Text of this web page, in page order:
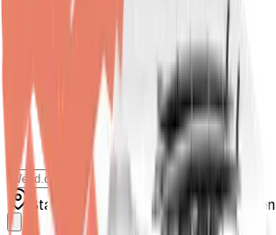
Standort wählen Versandart wählen